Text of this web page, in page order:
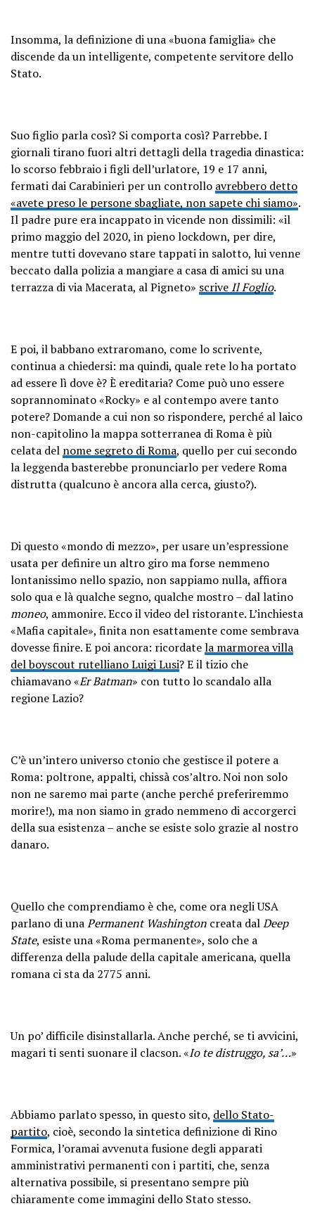
Insomma, la definizione di una «buona famiglia» che
discende da un intelligente, competente servitore dello
Stato.
Suo figlio parla così? Si comporta così? Parrebbe. I
giornali tirano fuori altri dettagli della tragedia dinastica:
lo scorso febbraio i figli dell’urlatore, 19 e 17 anni,
fermati dai Carabinieri per un controllo avrebbero detto
«avete preso le persone sbagliate, non sapete chi siamo».
Il padre pure era incappato in vicende non dissimili: «il
primo maggio del 2020, in pieno lockdown, per dire,
mentre tutti dovevano stare tappati in salotto, lui venne
beccato dalla polizia a mangiare a casa di amici su una
terrazza di via Macerata, al Pigneto» scrive Il Foglio.
E poi, il babbano extraromano, come lo scrivente,
continua a chiedersi: ma quindi, quale rete lo ha portato
ad essere lì dove è? È ereditaria? Come può uno essere
soprannominato «Rocky» e al contempo avere tanto
potere? Domande a cui non so rispondere, perché al laico
non-capitolino la mappa sotterranea di Roma è più
celata del nome segreto di Roma, quello per cui secondo
la leggenda basterebbe pronunciarlo per vedere Roma
distrutta (qualcuno è ancora alla cerca, giusto?).
Di questo «mondo di mezzo», per usare un’espressione
usata per definire un altro giro ma forse nemmeno
lontanissimo nello spazio, non sappiamo nulla, affiora
solo qua e là qualche segno, qualche mostro – dal latino
moneo, ammonire. Ecco il video del ristorante. L’inchiesta
«Mafia capitale», finita non esattamente come sembrava
dovesse finire. E poi ancora: ricordatela marmorea villa
del boyscout rutelliano Luigi Lusi? E il tizio che
chiamavano «Er Batman» con tutto lo scandalo alla
regione Lazio?
C’è un’intero universo ctonio che gestisce il potere a
Roma: poltrone, appalti, chissà cos’altro. Noi non solo
non ne saremo mai parte (anche perché preferiremmo
morire!), ma non siamo in grado nemmeno di accorgerci
della sua esistenza – anche se esiste solo grazie al nostro
danaro.
Quello che comprendiamo è che, come ora negli USA
parlano di unaPermanent Washington creata dalDeep
State, esiste una «Roma permanente», solo che a
differenza della palude della capitale americana, quella
romana ci sta da 2775 anni.
Un po’ difficile disinstallarla. Anche perché, se ti avvicini,
magari ti senti suonare il clacson. «Io te distruggo, sa’…»
Abbiamo parlato spesso, in questo sito, dello Stato-
partito, cioè, secondo la sintetica definizione di Rino
Formica, l’oramai avvenuta fusione degli apparati
amministrativi permanenti con i partiti, che, senza
alternativa possibile, si presentano sempre più
chiaramente come immagini dello Stato stesso.